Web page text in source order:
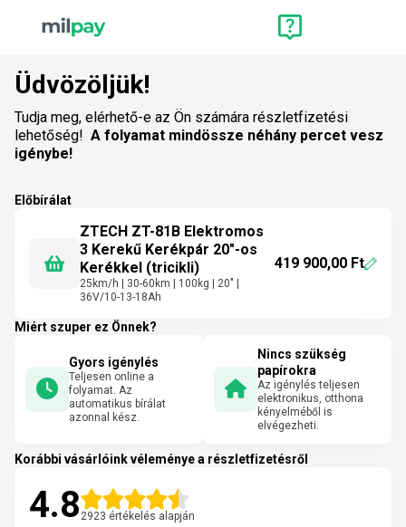
Üdvözöljük!
Tudja meg, elérhető-e az Ön számára részletfizetési
lehetőség! A folyamat mindössze néhány percet vesz
igénybe!
Előbírálat
ZTECH ZT-81B Elektromos
3 Kerekű Kerékpár 20"-os
Kerékkel (tricikli)
25km/h | 30-60km | 100kg | 20" |
36V/10-13-18Ah
419 900,00 Ft
Miért szuper ez Önnek?
Gyors igénylés
Teljesen online a
folyamat. Az
automatikus bírálat
azonnal kész.
Nincs szükség
papírokra
Az igénylés teljesen
elektronikus, otthona
kényelméből is
elvégezheti.
Korábbi vásárlóink véleménye a részletfizetésről
4.8 2923 értékelés alapján